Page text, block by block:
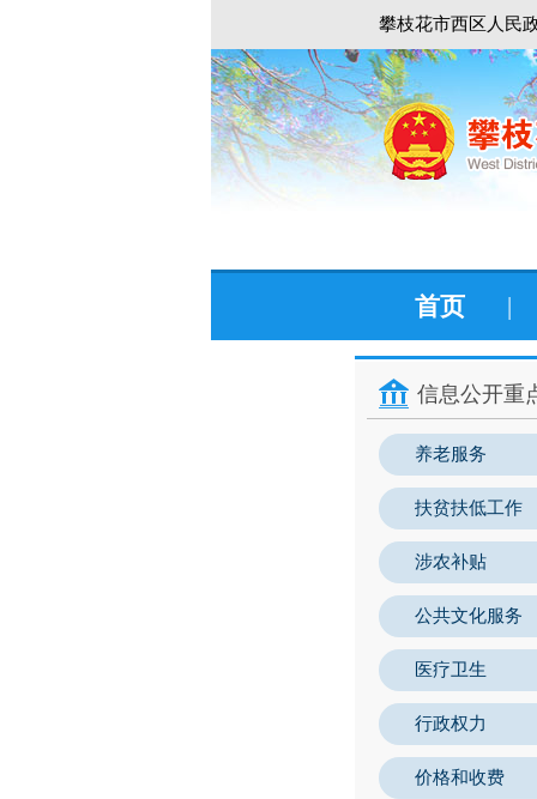
攀枝花市西区人民
首页 |
信息公开重
养老服务
扶贫扶低工作
涉农补贴
公共文化服务
医疗卫生
行政权力
价格和收费